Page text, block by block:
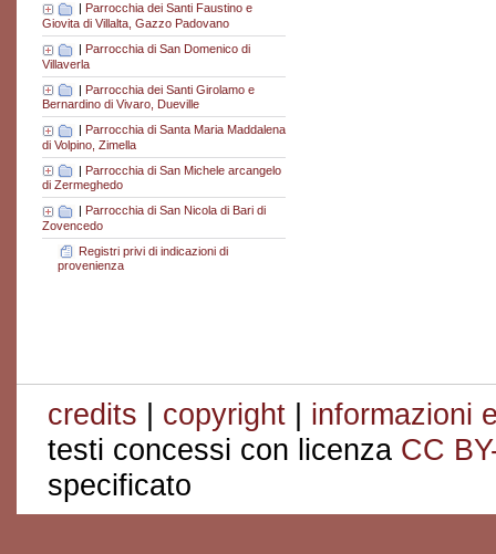
Parrocchia dei Santi Faustino e
Giovita di Villalta, Gazzo Padovano
| Parrocchia di San Domenico di
Villaverla
| Parrocchia dei Santi Girolamo e
Bernardino di Vivaro, Dueville
| Parrocchia di Santa Maria Maddalena
di Volpino, Zimella
| Parrocchia di San Michele arcangelo
di Zermeghedo
Parrocchia di San Nicola di Bari di
Zovencedo
Registri privi di indicazioni di
provenienza
credits | copyright | informazioni
testi concessi con licenza CC
specificato